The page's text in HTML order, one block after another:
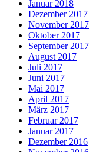
Januar 2018
Dezember 2017
November 2017
Oktober 2017
September 2017
August 2017
Juli 2017
Juni 2017
Mai 2017
April 2017
März 2017
Februar 2017
Januar 2017
Dezember 2016